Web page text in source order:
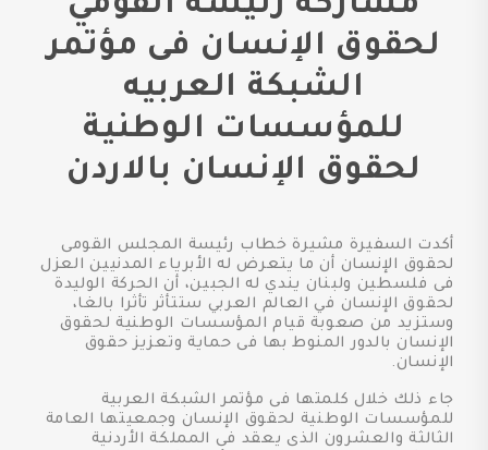
لحقوق الإنسان فى مؤتمر
الشبكة العربيه
للمؤسسات الوطنية
لحقوق الإنسان بالاردن
أكدت السفيرة مشيرة خطاب رئيسة المجلس القومى
لحقوق الإنسان أن ما يتعرض له الأبرياء المدنيين العزل
فى فلسطين ولبنان يندي له الجبين، أن الحركة الوليدة
لحقوق الإنسان في العالم العربي ستتأثر تأثرا بالغا،
وستزيد من صعوبة قيام المؤسسات الوطنية لحقوق
الإنسان بالدور المنوط بها فى حماية وتعزيز حقوق
الإنسان.
جاء ذلك خلال كلمتها فى مؤتمر الشبكة العربية
للمؤسسات الوطنية لحقوق الإنسان وجمعيتها العامة
الثالثة والعشرون الذى يعقد فى المملكة الأردنية